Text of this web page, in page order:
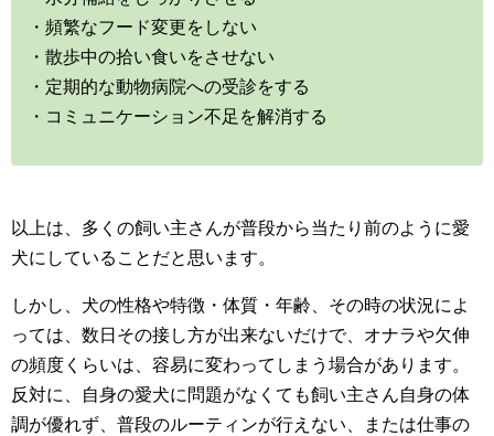
・頻繁なフード変更をしない
・散歩中の拾い食いをさせない
・定期的な動物病院への受診をする
・コミュニケーション不足を解消する
以上は、多くの飼い主さんが普段から当たり前のように愛
犬にしていることだと思います。
しかし、犬の性格や特徴・体質・年齢、その時の状況によ
っては、数日その接し方が出来ないだけで、オナラや欠伸
の頻度くらいは、容易に変わってしまう場合があります。
反対に、自身の愛犬に問題がなくても飼い主さん自身の体
調が優れず、普段のルーティンが行えない、または仕事の